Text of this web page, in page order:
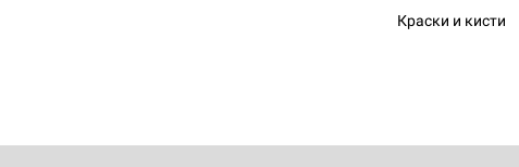
Краски и кисти